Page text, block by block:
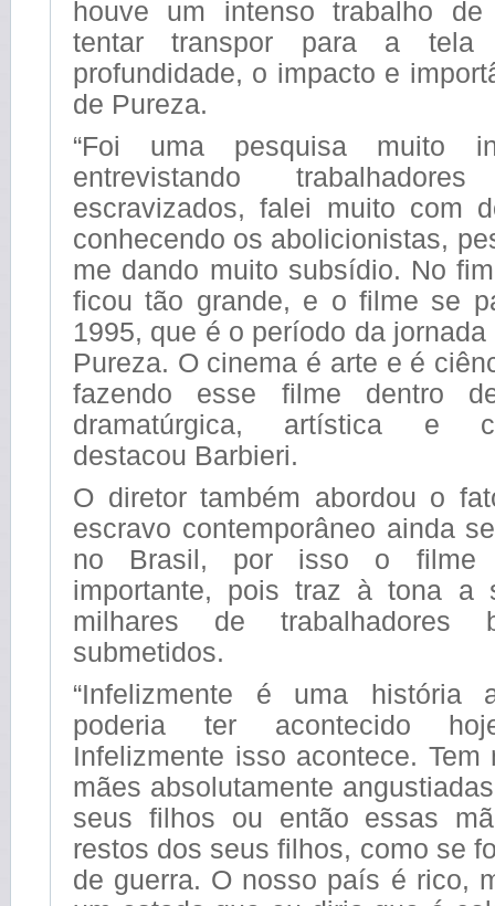
houve um intenso trabalho de
tentar transpor para a
profundidade, o impacto e
de Pureza.
“Foi uma pesquisa muito
entrevistando
escravizados, falei muito com
conhecendo os abolicionistas,
me dando muito subsídio. No
ficou tão grande, e o filme se
1995, que é o período da
Pureza. O cinema é arte e é
fazendo esse filme dentro
dramatúrgica, artística e
destacou Barbieri.
O diretor também abordou o
escravo contemporâneo ainda
no Brasil, por isso o filme
importante, pois traz à tona a
milhares de trabalhadores
submetidos.
“Infelizmente é uma história
poderia ter acontecido
Infelizmente isso acontece. Tem
mães absolutamente
seus filhos ou então essas
restos dos seus filhos, como se
de guerra. O nosso país é rico,